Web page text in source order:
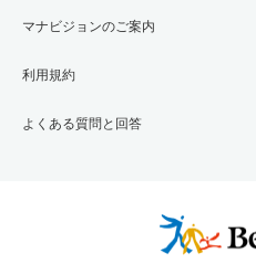
マナビジョンのご案内
利用規約
よくある質問と回答